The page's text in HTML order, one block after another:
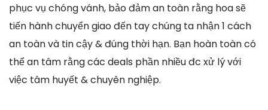
phục vụ chóng vánh, bảo đảm an toàn rằng hoa sẽ
tiến hành chuyển giao đến tay chúng ta nhận 1 cách
an toàn và tin cậy & đúng thời hạn. Bạn hoàn toàn có
thể an tâm rằng các deals phần nhiều đc xử lý với
việc tâm huyết & chuyên nghiệp.